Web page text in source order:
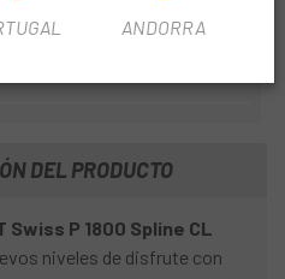
DEL PRODUCTO
Swiss P 1800 Spline CL
niveles de disfrute con
ANDORRA